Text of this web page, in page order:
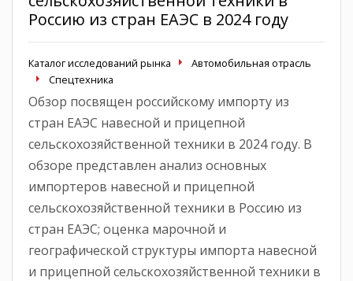
Россию из стран ЕАЭС в 2024 году
Каталог исследований рынка
Автомобильная отрасль
Спецтехника
Обзор посвящен российскому импорту из
стран ЕАЭС навесной и прицепной
сельскохозяйственной техники в 2024 году. В
обзоре представлен анализ основных
импортеров навесной и прицепной
сельскохозяйственной техники в Россию из
стран ЕАЭС; оценка марочной и
географической структуры импорта навесной
и прицепной сельскохозяйственной техники в